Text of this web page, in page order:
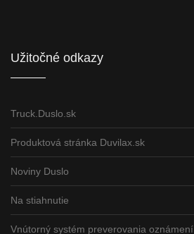
Užitočné odkazy
Truck.Duslo.sk
Produktová stránka Duvilax.sk
Noviny Duslo
Na stiahnutie
Vnútorný systém preverovania oznámení